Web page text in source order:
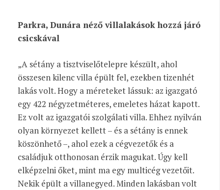
Parkra, Dunára néző villalakások hozzá járó
csicskával
„A sétány a tisztviselőtelepre készült, ahol
összesen kilenc villa épült fel, ezekben tizenhét
lakás volt. Hogy a méreteket lássuk: az igazgató
egy 422 négyzetméteres, emeletes házat kapott.
Ez volt az igazgatói szolgálati villa. Ehhez nyilván
olyan környezet kellett – és a sétány is ennek
köszönhető –, ahol ezek a cégvezetők és a
családjuk otthonosan érzik magukat. Úgy kell
elképzelni őket, mint ma egy multicég vezetőit.
Nekik épült a villanegyed. Minden lakásban volt